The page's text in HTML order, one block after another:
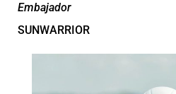
Embajador
SUNWARRIOR